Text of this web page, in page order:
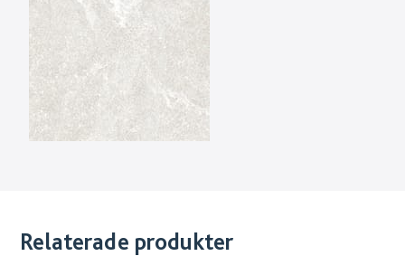
Relaterade produkter